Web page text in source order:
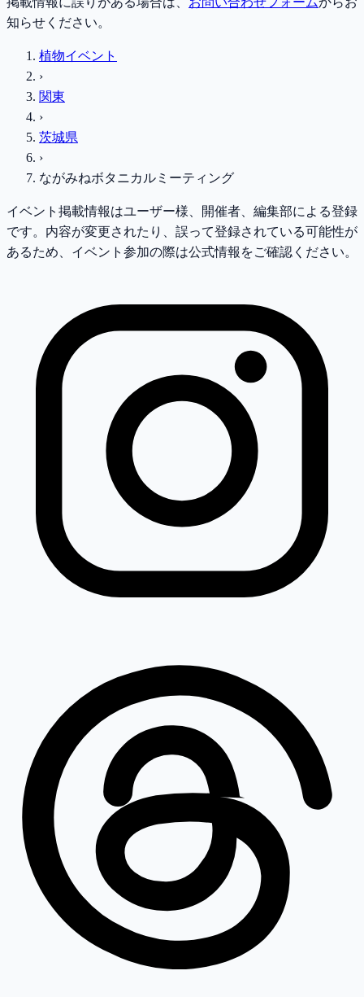
知らせください。
植物イベント
›
関東
›
茨城県
›
ながみねボタニカルミーティング
イベント掲載情報はユーザー様、開催者、編集部による登録
です。内容が変更されたり、誤って登録されている可能性が
あるため、イベント参加の際は公式情報をご確認ください。